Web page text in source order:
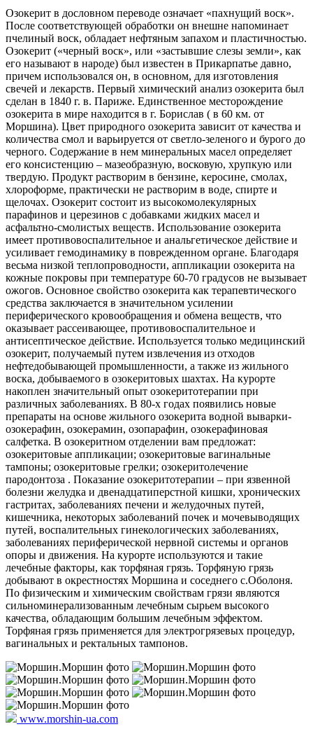
Озокерит в дословном переводе означает «пахнущий воск».
После соответствующей обработки он внешне напоминает
пчелиный воск, обладает нефтяным запахом и пластичностью.
Озокерит («черный воск», или «застывшие слезы земли», как
его называют в народе) был известен в Прикарпатье давно,
причем использовался он, в основном, для изготовления
свечей и лекарств. Первый химический анализ озокерита был
сделан в 1840 г. в. Париже. Единственное месторождение
озокерита в мире находится в г. Борислав ( в 60 км. от
Моршина). Цвет природного озокерита зависит от качества и
количества смол и варьируется от светло-зеленого и бурого до
черного. Содержание в нем минеральных масел определяет
его консистенцию – мазеобразную, восковую, хрупкую или
твердую. Продукт растворим в бензине, керосине, смолах,
хлороформе, практически не растворим в воде, спирте и
щелочах. Озокерит состоит из высокомолекулярных
парафинов и церезинов с добавками жидких масел и
асфальтно-смолистых веществ. Использование озокерита
имеет противовоспалительное и анальгетическое действие и
усиливает гемодинамику в поврежденном органе. Благодаря
весьма низкой теплопроводности, аппликации озокерита на
кожные покровы при температуре 60-70 градусов не вызывает
ожогов. Основное свойство озокерита как терапевтического
средства заключается в значительном усилении
периферического кровообращения и обмена веществ, что
оказывает рассеивающее, противовоспалительное и
антисептическое действие. Используется только медицинский
озокерит, получаемый путем извлечения из отходов
нефтедобывающей промышленности, а также из жильного
воска, добываемого в озокеритовых шахтах. На курорте
накоплен значительный опыт озокеритотерапии при
различных заболеваниях. В 80-х годах появились новые
препараты на основе жильного озокерита водной выварки-
озокерафин, озокерамин, озопарафин, озокерафиновая
салфетка. В озокеритном отделении вам предложат:
озокеритовые аппликации; озокеритовые вагинальные
тампоны; озокеритовые грелки; озокеритолечение
пародонтоза . Показание озокеритотерапии – при язвенной
болезни желудка и двенадцатиперстной кишки, хронических
гастритах, заболеваниях печени и желудочных путей,
кишечника, некоторых заболеваний почек и мочевыводящих
путей, воспалительных гинекологических заболеваниях,
заболеваниях периферической нервной системы и органов
опоры и движения. На курорте используются и такие
лечебные факторы, как торфяная грязь. Торфяную грязь
добывают в окрестностях Моршина и соседнего с.Оболоня.
По физическим и химическим свойствам грязи являются
сильноминерализованным лечебным сырьем высокого
качества, обладающим большим лечебным эффектом.
Торфяная грязь применяется для электрогрязевых процедур,
вагинальных и ректальных тампонов.
www.morshin-ua.com